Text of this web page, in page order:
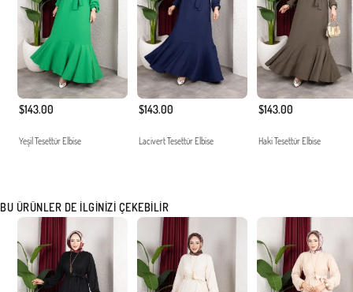
$143.00
Yeşil Tesettür Elbise
$143.00
Lacivert Tesettür Elbise
$143.00
Haki Tesettür Elbise
BU ÜRÜNLER DE İLGINIZI ÇEKEBILIR